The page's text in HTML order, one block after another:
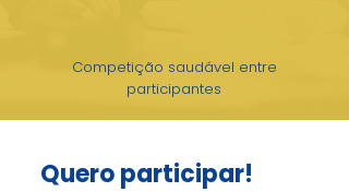
Competição saudável entre
participantes
Quero participar!